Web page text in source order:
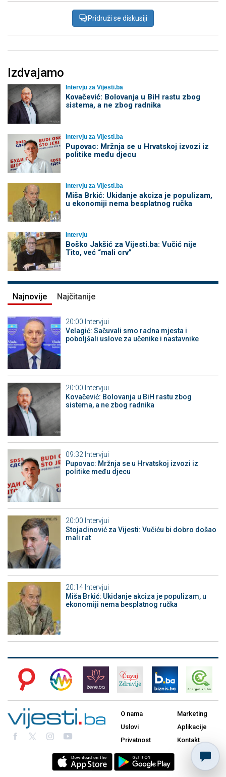
Pridruži se diskusiji
Izdvajamo
Intervju za Vijesti.ba
Kovačević: Bolovanja u BiH rastu zbog
sistema, a ne zbog radnika
Intervju za Vijesti.ba
Pupovac: Mržnja se u Hrvatskoj izvozi iz
politike među djecu
Intervju za Vijesti.ba
Miša Brkić: Ukidanje akciza je populizam,
u ekonomiji nema besplatnog ručka
Intervju
Boško Jakšić za Vijesti.ba: Vučić nije
Tito, već “mali crv”
Najnovije Najčitanije
20:00 Intervjui
Velagić: Sačuvali smo radna mjesta i
poboljšali uslove za učenike i nastavnike
20:00 Intervjui
Kovačević: Bolovanja u BiH rastu zbog
sistema, a ne zbog radnika
09:32 Intervjui
Pupovac: Mržnja se u Hrvatskoj izvozi iz
politike među djecu
20:00 Intervjui
Stojadinović za Vijesti: Vučiću bi dobro došao
mali rat
20:14 Intervjui
Miša Brkić: Ukidanje akciza je populizam, u
ekonomiji nema besplatnog ručka
O nama
Uslovi
Privatnost
Marketing
Aplikacije
Kontakt